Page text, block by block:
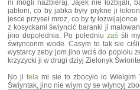
ni mogli nazbieraj. Jajek nie łozbijali,
jabłoni, co by jabka były piykne ji
jesce przyseł mroz, co by ty
z kosyckami świyncić baranki ji
jino dopołednia. Po połedniu zaśśli my
świynconm wode. Casym to tak sie
wystarcy zeby jom jino wciś do popiołu
krzyzycki ji w drugi dziyj Zielonyk
No ji telami sie to zbocyło ło Wielgim
Świyntak, jino nie wiym cy se wiyncyj